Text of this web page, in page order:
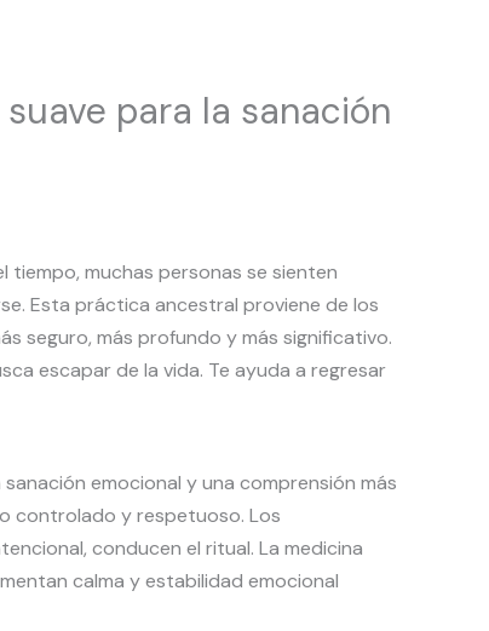
para la sanación
tiempo, muchas personas se sienten
Esta práctica ancestral proviene de los
seguro, más profundo y más significativo.
escapar de la vida. Te ayuda a regresar
emocional y una comprensión más
controlado y respetuoso. Los
conducen el ritual. La medicina
calma y estabilidad emocional